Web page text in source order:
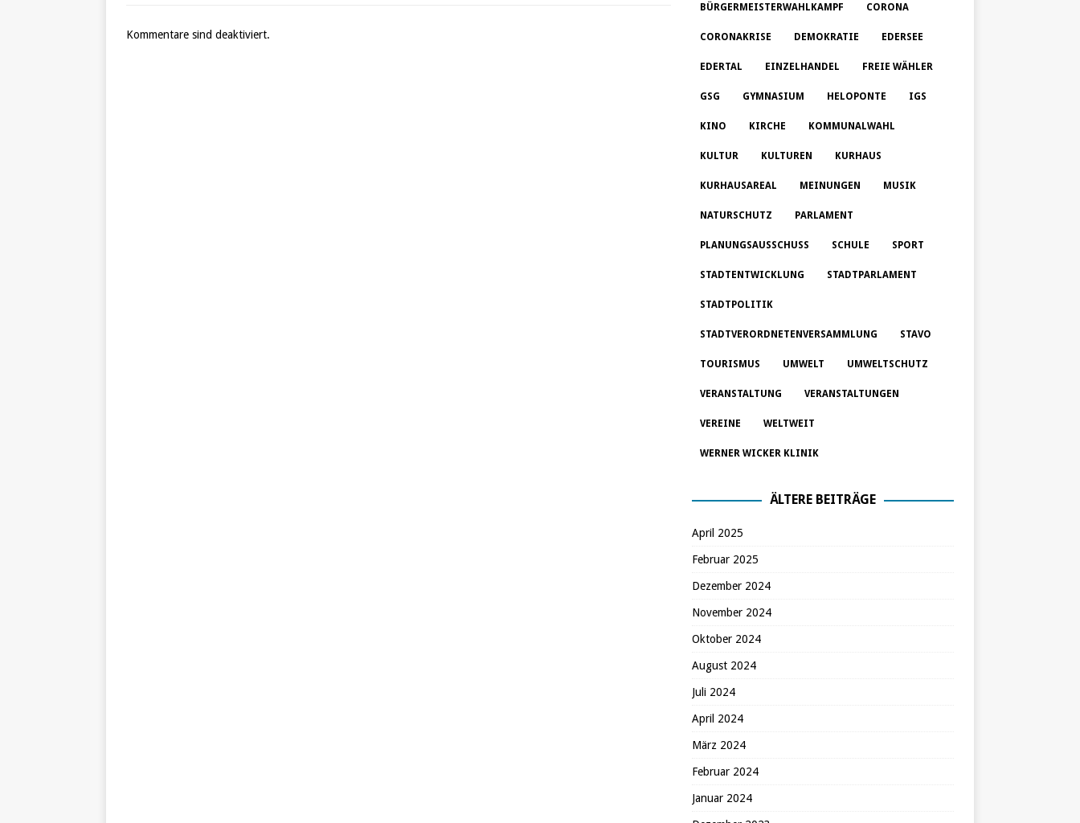
Kommentare sind deaktiviert.
BÜRGERMEISTERWAHLKAMPF CORONA
CORONAKRISE DEMOKRATIE EDERSEE
EDERTAL EINZELHANDEL FREIE WÄHLER
GSG GYMNASIUM HELOPONTE IGS
KINO KIRCHE KOMMUNALWAHL
KULTUR KULTUREN KURHAUS
KURHAUSAREAL MEINUNGEN MUSIK
NATURSCHUTZ PARLAMENT
PLANUNGSAUSSCHUSS SCHULE SPORT
STADTENTWICKLUNG STADTPARLAMENT
STADTPOLITIK
STADTVERORDNETENVERSAMMLUNG STAVO
TOURISMUS UMWELT UMWELTSCHUTZ
VERANSTALTUNG VERANSTALTUNGEN
VEREINE WELTWEIT
WERNER WICKER KLINIK
ÄLTERE BEITRÄGE
April 2025
Februar 2025
Dezember 2024
November 2024
Oktober 2024
August 2024
Juli 2024
April 2024
März 2024
Februar 2024
Januar 2024